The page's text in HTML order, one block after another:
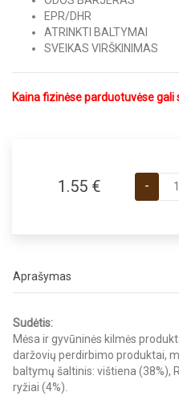
EPR/DHR
ATRINKTI BALTYMAI
SVEIKAS VIRŠKINIMAS
Kaina fizinėse parduotuvėse gali
1.55 € -
Aprašymas
Sudėtis:
Mėsa ir gyvūninės kilmės
daržovių perdirbimo produktai,
baltymų šaltinis: vištiena (38%),
ryžiai (4%).